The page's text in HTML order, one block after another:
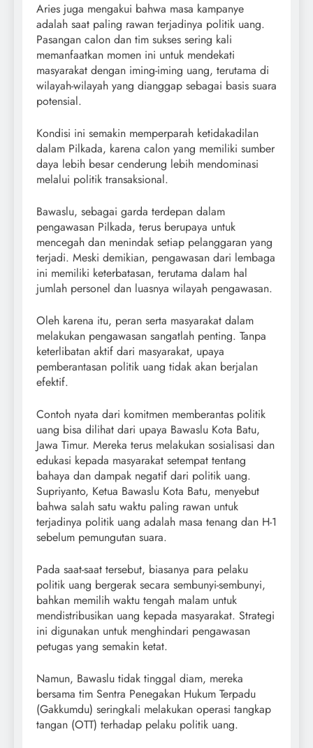
Aries juga mengakui bahwa masa kampanye
adalah saat paling rawan terjadinya politik uang.
Pasangan calon dan tim sukses sering kali
memanfaatkan momen ini untuk mendekati
masyarakat dengan iming-iming uang, terutama di
wilayah-wilayah yang dianggap sebagai basis suara
potensial.
Kondisi ini semakin memperparah ketidakadilan
dalam Pilkada, karena calon yang memiliki sumber
daya lebih besar cenderung lebih mendominasi
melalui politik transaksional.
Bawaslu, sebagai garda terdepan dalam
pengawasan Pilkada, terus berupaya untuk
mencegah dan menindak setiap pelanggaran yang
terjadi. Meski demikian, pengawasan dari lembaga
ini memiliki keterbatasan, terutama dalam hal
jumlah personel dan luasnya wilayah pengawasan.
Oleh karena itu, peran serta masyarakat dalam
melakukan pengawasan sangatlah penting. Tanpa
keterlibatan aktif dari masyarakat, upaya
pemberantasan politik uang tidak akan berjalan
efektif.
Contoh nyata dari komitmen memberantas politik
uang bisa dilihat dari upaya Bawaslu Kota Batu,
Jawa Timur. Mereka terus melakukan sosialisasi dan
edukasi kepada masyarakat setempat tentang
bahaya dan dampak negatif dari politik uang.
Supriyanto, Ketua Bawaslu Kota Batu, menyebut
bahwa salah satu waktu paling rawan untuk
terjadinya politik uang adalah masa tenang dan H-1
sebelum pemungutan suara.
Pada saat-saat tersebut, biasanya para pelaku
politik uang bergerak secara sembunyi-sembunyi,
bahkan memilih waktu tengah malam untuk
mendistribusikan uang kepada masyarakat. Strategi
ini digunakan untuk menghindari pengawasan
petugas yang semakin ketat.
Namun, Bawaslu tidak tinggal diam, mereka
bersama tim Sentra Penegakan Hukum Terpadu
(Gakkumdu) seringkali melakukan operasi tangkap
tangan (OTT) terhadap pelaku politik uang.